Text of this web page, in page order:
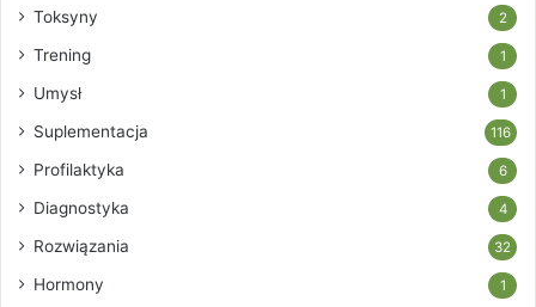
Toksyny 2
Trening 1
Umysł 1
Suplementacja 116
Profilaktyka 6
Diagnostyka 4
Rozwiązania 32
Hormony 1